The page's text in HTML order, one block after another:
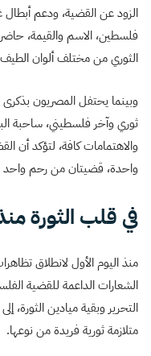
الزود عن القضية، ودعم أبطال
فلسطين، الاسم والقيمة،
الثوري من مختلف ألوان
وبينما يحتفل المصريون
ثوري وآخر فلسطيني، ساحبة
والاهتمامات كافة، لتؤكد أن
واحدة، قضيتان من رحم واحد
في قلب الثورة منذ
الشعارات الداعمة للقضية
التحرير وبقية ميادين الثورة،
متلازمة ثورية فريدة من نوعها.